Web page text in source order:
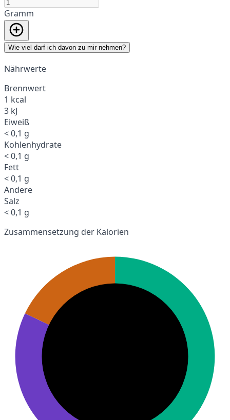
Gramm
Wie viel darf ich davon zu mir nehmen?
Nährwerte
Brennwert
1 kcal
3 kJ
Eiweiß
< 0,1 g
Kohlenhydrate
< 0,1 g
Fett
< 0,1 g
Andere
Salz
< 0,1 g
Zusammensetzung der Kalorien